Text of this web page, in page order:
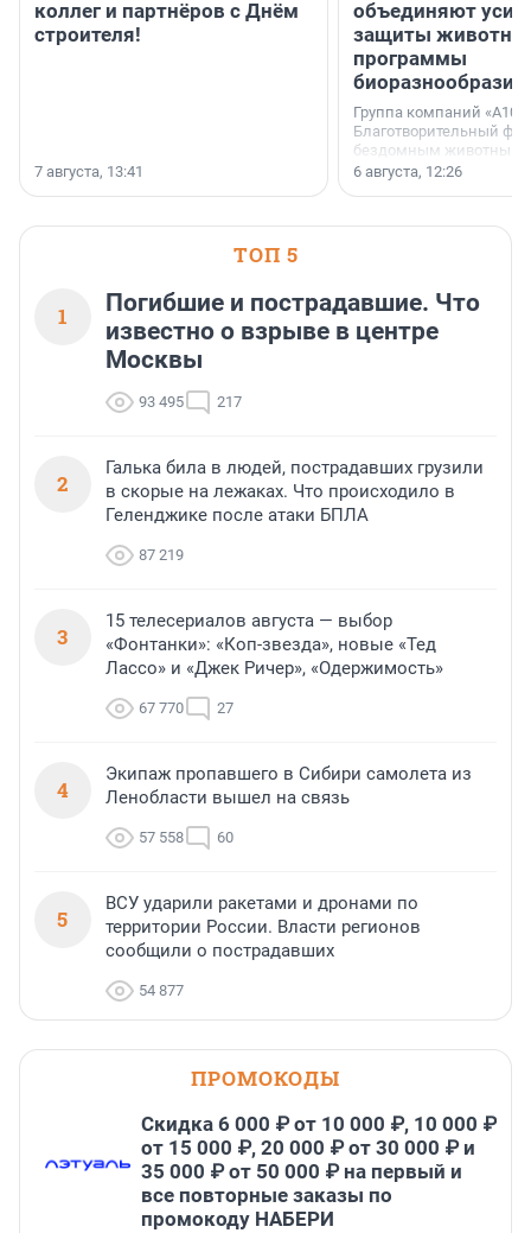
коллег и партнёров с Днём
строителя!
7 августа, 13:41
объединяют
защиты
программы
биоразнообразия
Группа компаний
Благотворительный
бездомным животным
заключили соглашение
6 августа, 12:26
ТОП 5
1
Погибшие и пострадавшие. Что
известно о взрыве в центре
Москвы
93 495 217
2
Галька била в людей, пострадавших грузили
в скорые на лежаках. Что происходило в
Геленджике после атаки БПЛА
87 219
3
15 телесериалов августа — выбор
«Фонтанки»: «Коп-звезда», новые «Тед
Лассо» и «Джек Ричер», «Одержимость»
67 770 27
4
Экипаж пропавшего в Сибири самолета из
Ленобласти вышел на связь
57 558 60
5
ВСУ ударили ракетами и дронами по
территории России. Власти регионов
сообщили о пострадавших
54 877
ПРОМОКОДЫ
Скидка 6 000 ₽ от 10 000 ₽, 10 000 ₽
от 15 000 ₽, 20 000 ₽ от 30 000 ₽ и
35 000 ₽ от 50 000 ₽ на первый и
все повторные заказы по
промокоду НАБЕРИ